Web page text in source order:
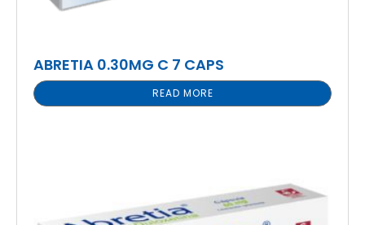
ABRETIA 0.30MG C 7 CAPS
READ MORE